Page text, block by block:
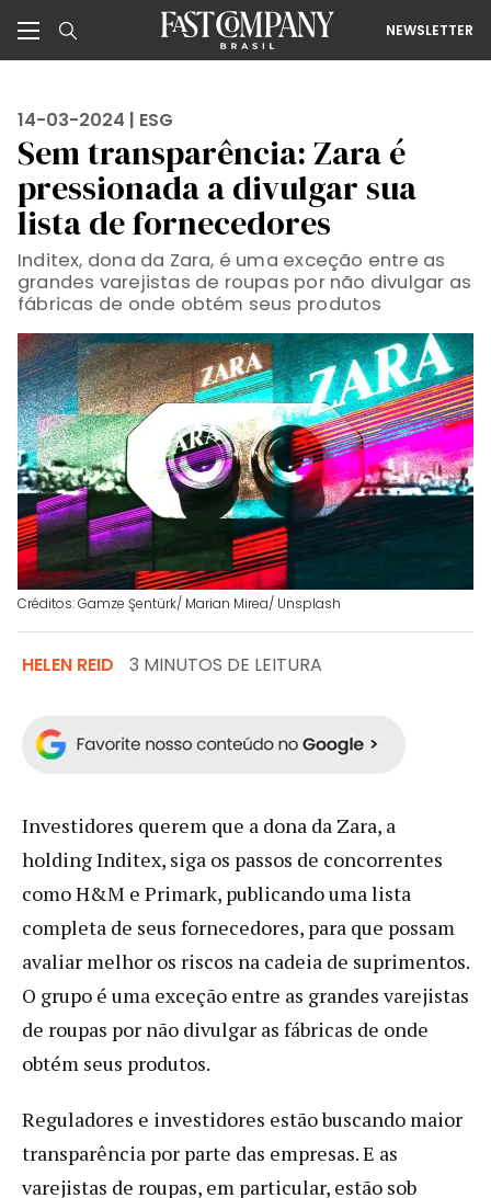
NEWSLETTER
14-03-2024 | ESG
Sem transparência: Zara é
pressionada a divulgar sua
lista de fornecedores
Inditex, dona da Zara, é uma exceção entre as
grandes varejistas de roupas por não divulgar as
fábricas de onde obtém seus produtos
Créditos: Gamze Şentürk/ Marian Mirea/ Unsplash
HELEN REID 3 MINUTOS DE LEITURA
Investidores querem que a dona da Zara, a
holding Inditex, siga os passos de concorrentes
como H&M e Primark, publicando uma lista
completa de seus fornecedores, para que possam
avaliar melhor os riscos na cadeia de suprimentos.
O grupo é uma exceção entre as grandes varejistas
de roupas por não divulgar as fábricas de onde
obtém seus produtos.
Reguladores e investidores estão buscando maior
transparência por parte das empresas. E as
varejistas de roupas, em particular, estão sob